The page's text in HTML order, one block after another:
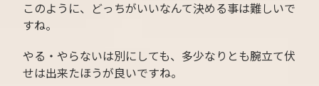
このように、どっちがいいなんて決める事は難しいで
すね。
やる・やらないは別にしても、多少なりとも腕立て伏
せは出来たほうが良いですね。